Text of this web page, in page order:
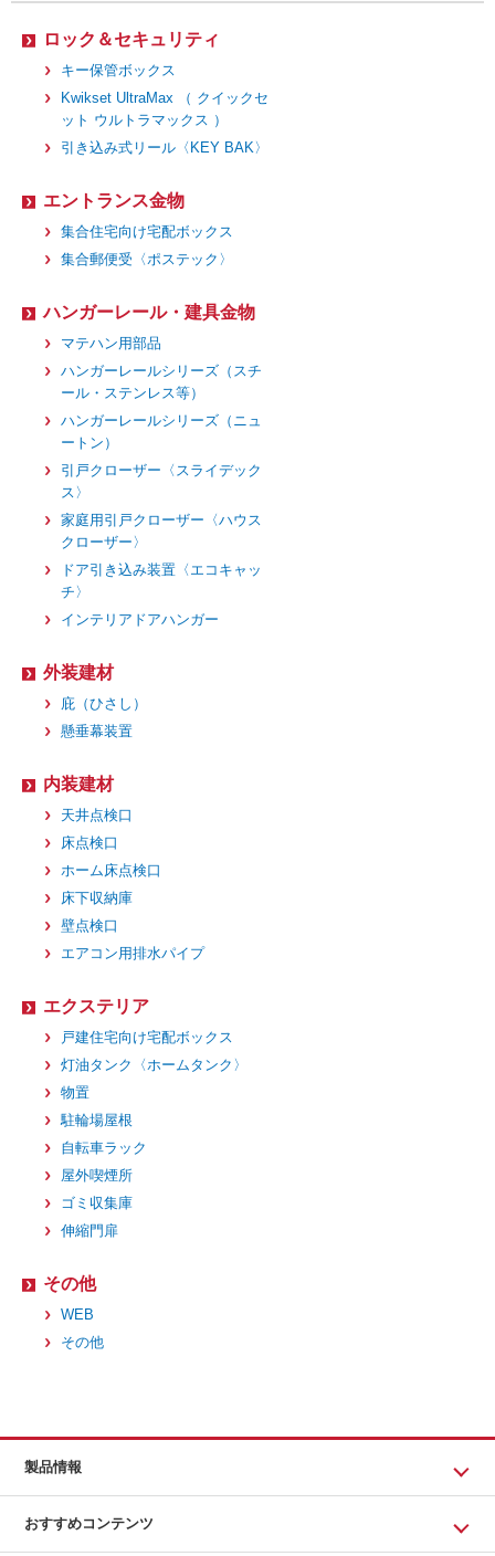
ロック＆セキュリティ
キー保管ボックス
Kwikset UltraMax （ クイックセ
ット ウルトラマックス ）
引き込み式リール〈KEY BAK〉
エントランス金物
集合住宅向け宅配ボックス
集合郵便受〈ポステック〉
ハンガーレール・建具金物
マテハン用部品
ハンガーレールシリーズ（スチ
ール・ステンレス等）
ハンガーレールシリーズ（ニュ
ートン）
引戸クローザー〈スライデック
ス〉
家庭用引戸クローザー〈ハウス
クローザー〉
ドア引き込み装置〈エコキャッ
チ〉
インテリアドアハンガー
外装建材
庇（ひさし）
懸垂幕装置
内装建材
天井点検口
床点検口
ホーム床点検口
床下収納庫
壁点検口
エアコン用排水パイプ
エクステリア
戸建住宅向け宅配ボックス
灯油タンク〈ホームタンク〉
物置
駐輪場屋根
自転車ラック
屋外喫煙所
ゴミ収集庫
伸縮門扉
その他
WEB
その他
製品情報
おすすめコンテンツ